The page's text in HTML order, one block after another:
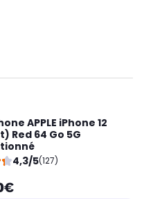
APPLE iPhone 12
Red 64 Go 5G
4,3/5(127)